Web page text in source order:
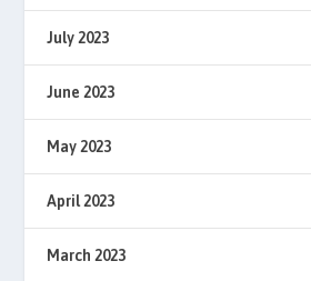
July 2023
June 2023
May 2023
April 2023
March 2023